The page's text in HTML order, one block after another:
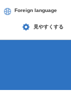
見やすくする
Foreign language